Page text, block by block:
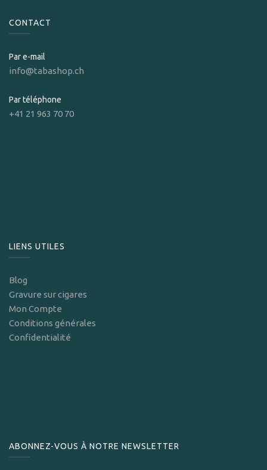
CONTACT
Par e-mail
info@tabashop.ch
Par téléphone
+41 21 963 70 70
LIENS UTILES
Blog
Gravure sur cigares
Mon Compte
Conditions générales
Confidentialité
ABONNEZ-VOUS À NOTRE NEWSLETTER